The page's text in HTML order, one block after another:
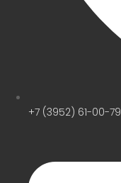
+7 (3952) 61-00-79